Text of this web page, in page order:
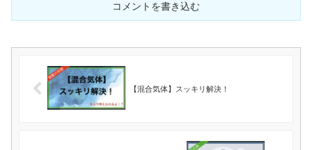
コメントを書き込む
【混合気体】スッキリ解決！